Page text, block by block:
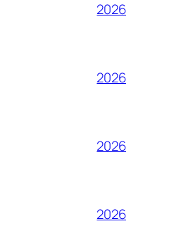
2026
2026
2026
2026